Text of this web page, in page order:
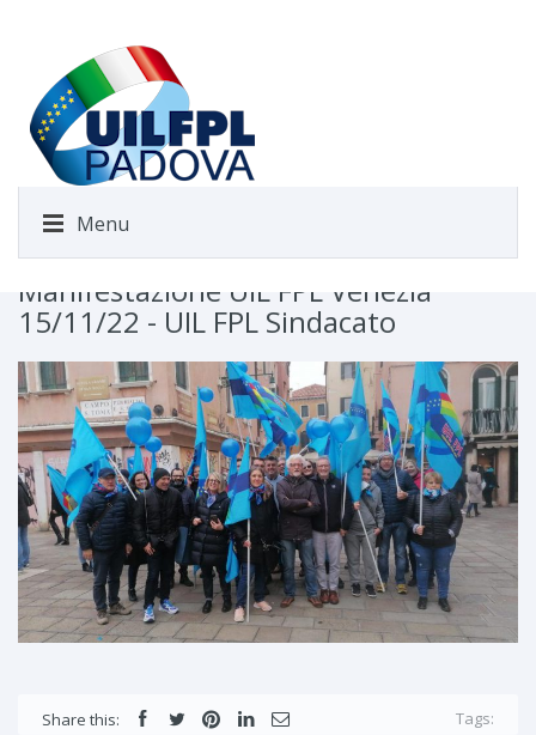
Menu
Manifestazione UIL FPL Venezia
15/11/22 - UIL FPL Sindacato
Share this: Tags: